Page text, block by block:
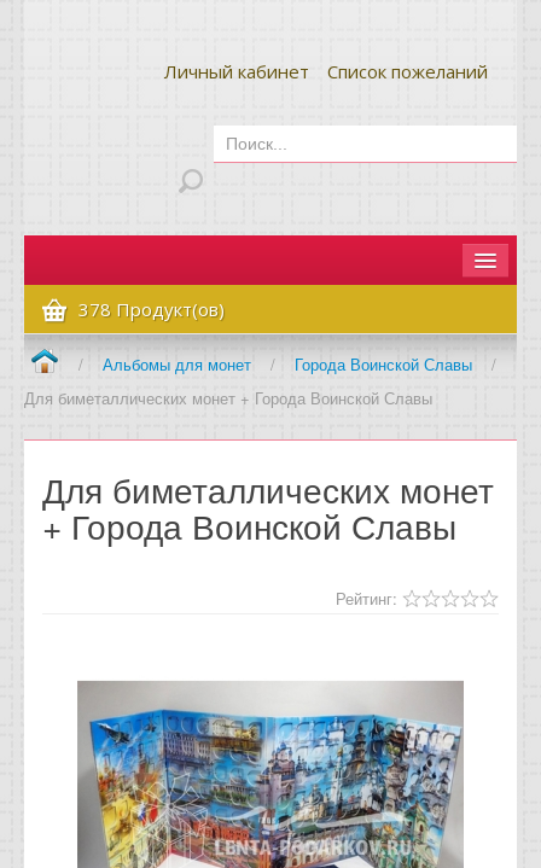
Личный кабинет Список пожеланий
Главная
Как сделать заказ
Оплата и доставка
Вопрос-ответ
Отзывы
378 Продукт(ов)
/ Альбомы для монет / Города Воинской Славы
/
Для биметаллических монет + Города Воинской Славы
Для биметаллических монет
+ Города Воинской Славы
Рейтинг: